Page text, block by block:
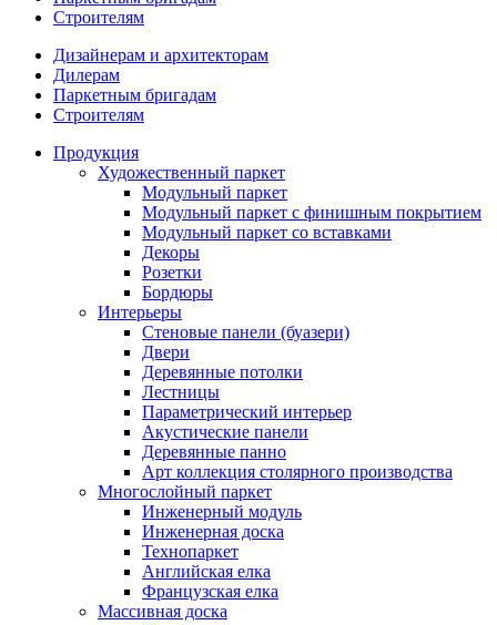
Строителям
Дизайнерам и архитекторам
Дилерам
Паркетным бригадам
Строителям
Продукция
Художественный паркет
Модульный паркет
Модульный паркет с финишным покрытием
Модульный паркет со вставками
Декоры
Розетки
Бордюры
Интерьеры
Стеновые панели (буазери)
Двери
Деревянные потолки
Лестницы
Параметрический интерьер
Акустические панели
Деревянные панно
Арт коллекция столярного производства
Многослойный паркет
Инженерный модуль
Инженерная доска
Технопаркет
Английская елка
Французская елка
Массивная доска